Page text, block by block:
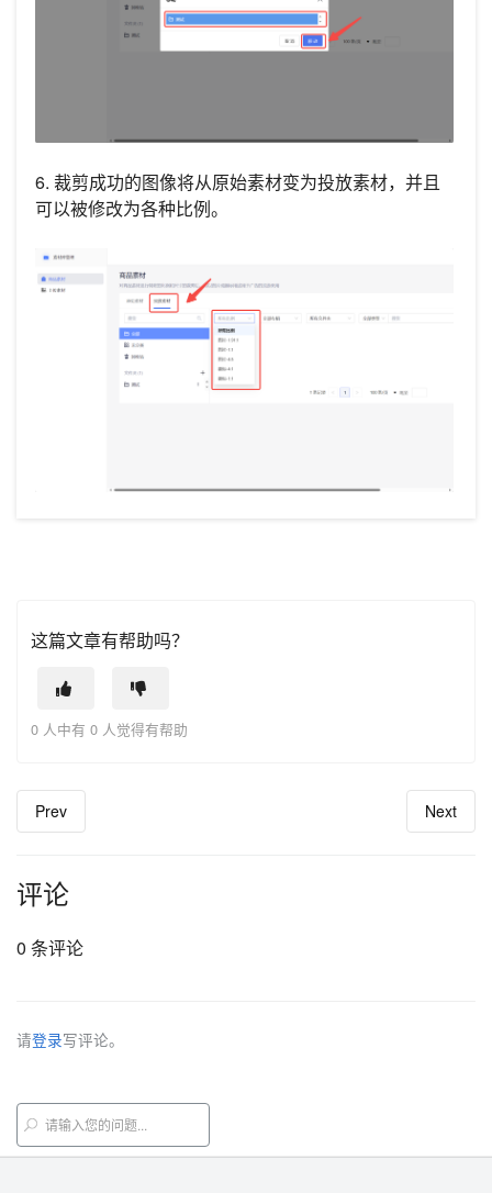
6. 裁剪成功的图像将从原始素材变为投放素材，并且
可以被修改为各种比例。
这篇文章有帮助吗？
0 人中有 0 人觉得有帮助
Prev Next
评论
0 条评论
请登录写评论。